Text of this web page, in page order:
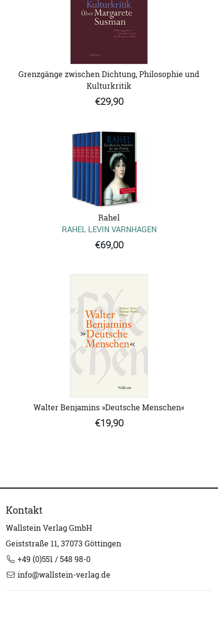
Grenzgänge zwischen Dichtung, Philosophie und
Kulturkritik
€29,90
Rahel
RAHEL LEVIN VARNHAGEN
€69,00
Walter Benjamins »Deutsche Menschen«
€19,90
Kontakt
Wallstein Verlag GmbH
Geiststraße 11, 37073 Göttingen
+49 (0)551 / 548 98-0
info@wallstein-verlag.de